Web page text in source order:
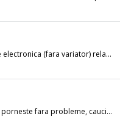
(fara variator) relantiul mai trebuie putin reglat in rest
stare buna de functionare, porneste fara probleme, cauciucuri stare buna